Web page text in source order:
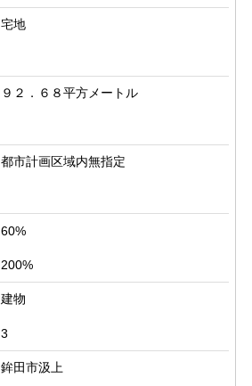
宅地
９２．６８平方メートル
都市計画区域内無指定
60%
200%
建物
3
鉾田市汲上